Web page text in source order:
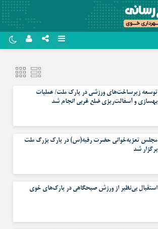
توسعه زیرساخت‌های ورزشی در پارک ملت/ عملیات
بهسازی و آسفالت‌ریزی ضلع غربی انجام شد
مجلس تعزیه‌خوانی حضرت رقیه(س) در پارک بزرگ ملت
برگزار شد
استقبال بی‌نظیر از ورزش صبحگاهی در پارک‌های خوی